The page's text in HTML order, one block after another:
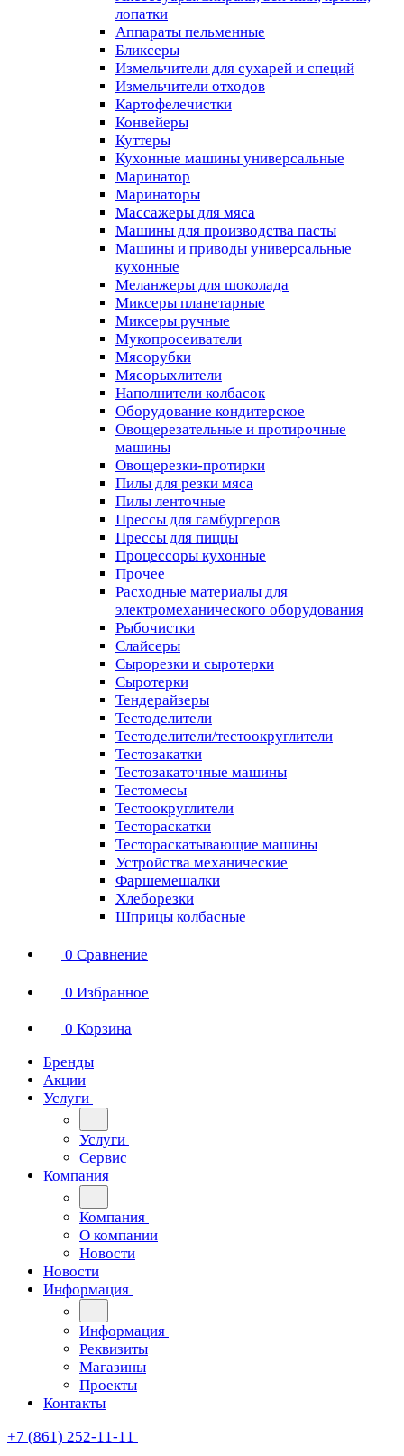
лопатки
Аппараты пельменные
Бликсеры
Измельчители для сухарей и специй
Измельчители отходов
Картофелечистки
Конвейеры
Куттеры
Кухонные машины универсальные
Маринатор
Маринаторы
Массажеры для мяса
Машины для производства пасты
Машины и приводы универсальные
кухонные
Меланжеры для шоколада
Миксеры планетарные
Миксеры ручные
Мукопросеиватели
Мясорубки
Мясорыхлители
Наполнители колбасок
Оборудование кондитерское
Овощерезательные и протирочные
машины
Овощерезки-протирки
Пилы для резки мяса
Пилы ленточные
Прессы для гамбургеров
Прессы для пиццы
Процессоры кухонные
Прочее
Расходные материалы для
электромеханического оборудования
Рыбочистки
Слайсеры
Сырорезки и сыротерки
Сыротерки
Тендерайзеры
Тестоделители
Тестоделители/тестоокруглители
Тестозакатки
Тестозакаточные машины
Тестомесы
Тестоокруглители
Тестораскатки
Тестораскатывающие машины
Устройства механические
Фаршемешалки
Хлеборезки
Шприцы колбасные
0 Сравнение
0 Избранное
0 Корзина
Бренды
Акции
Услуги
Услуги
Сервис
Компания
Компания
О компании
Новости
Новости
Информация
Информация
Реквизиты
Магазины
Проекты
Контакты
+7 (861) 252-11-11